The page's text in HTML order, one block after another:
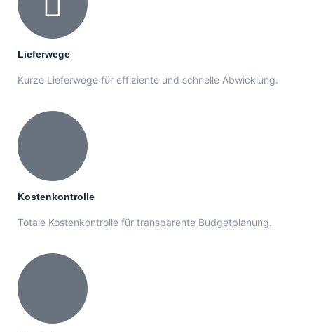
Lieferwege
Kurze Lieferwege für effiziente und schnelle Abwicklung.
Kostenkontrolle
Totale Kostenkontrolle für transparente Budgetplanung.